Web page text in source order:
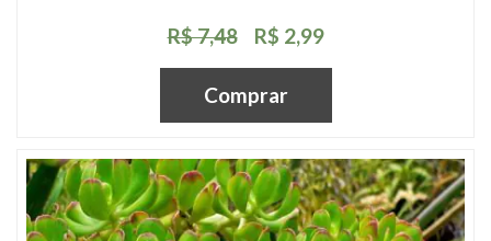
R$ 7,48 R$ 2,99
Comprar